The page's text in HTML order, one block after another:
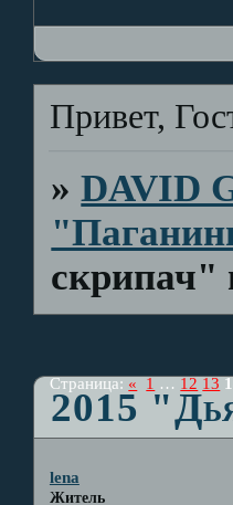
Привет,
»DAVID
2015
Страница:« 1 … 12 13
lena
Житель